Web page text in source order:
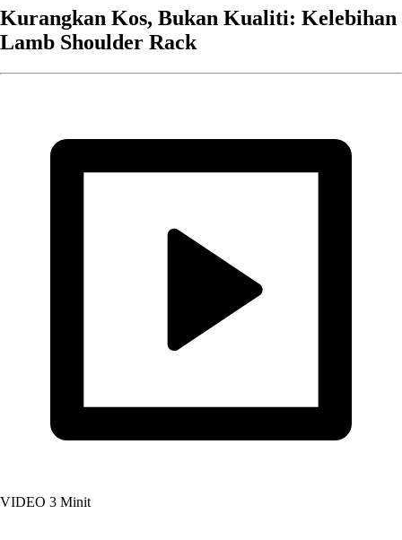
Kurangkan Kos, Bukan Kualiti: Kelebihan
Lamb Shoulder Rack
VIDEO 3 Minit